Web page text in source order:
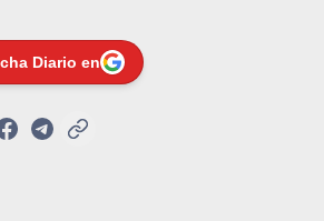
Diario en